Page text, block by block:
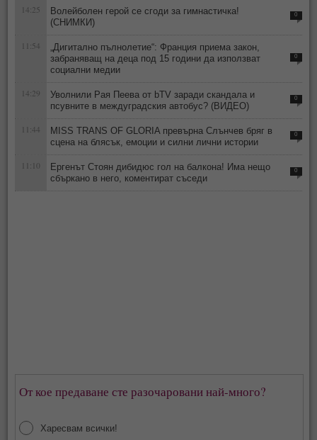
14:25
Волейболен герой се сгоди за гимнастичка!
(СНИМКИ)
0
11:54
„Дигитално пълнолетие“: Франция приема закон,
забраняващ на деца под 15 години да използват
социални медии
0
14:29
Уволнили Рая Пеева от bTV заради скандала и
псувните в междуградския автобус? (ВИДЕО)
0
11:44
MISS TRANS OF GLORIA превърна Слънчев бряг в
сцена на блясък, емоции и силни лични истории
0
11:10
Ергенът Стоян дибидюс гол на балкона! Има нещо
сбъркано в него, коментират съседи
0
От кое предаване сте разочаровани най-много?
Харесвам всички!